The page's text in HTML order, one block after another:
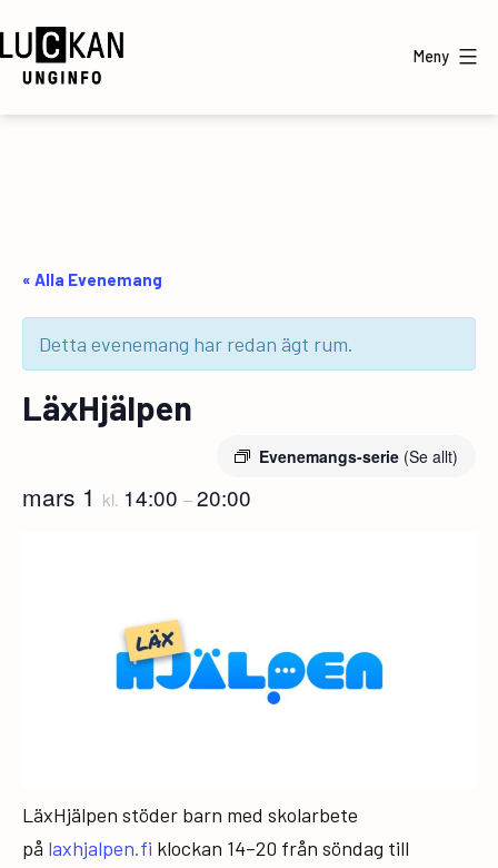
till
innehåll
Meny
« Alla Evenemang
Detta evenemang har redan ägt rum.
LäxHjälpen
Evenemangs-serie (Se allt)
mars 1 kl. 14:00 –20:00
LäxHjälpen stöder barn med skolarbete
på laxhjalpen.fi klockan 14–20 från söndag till